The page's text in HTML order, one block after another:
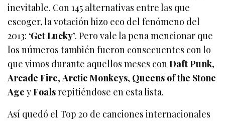
inevitable. Con 145 alternativas entre las que
escoger, la votación hizo eco del fenómeno del
2013: ‘Get Lucky’. Pero vale la pena mencionar que
los números también fueron consecuentes con lo
que vimos durante aquellos meses conDaft Punk,
Arcade Fire,Arctic Monkeys, Queens of the Stone
Age yFoalsrepitiéndose en esta lista.
Así quedó el Top 20 de canciones internacionales